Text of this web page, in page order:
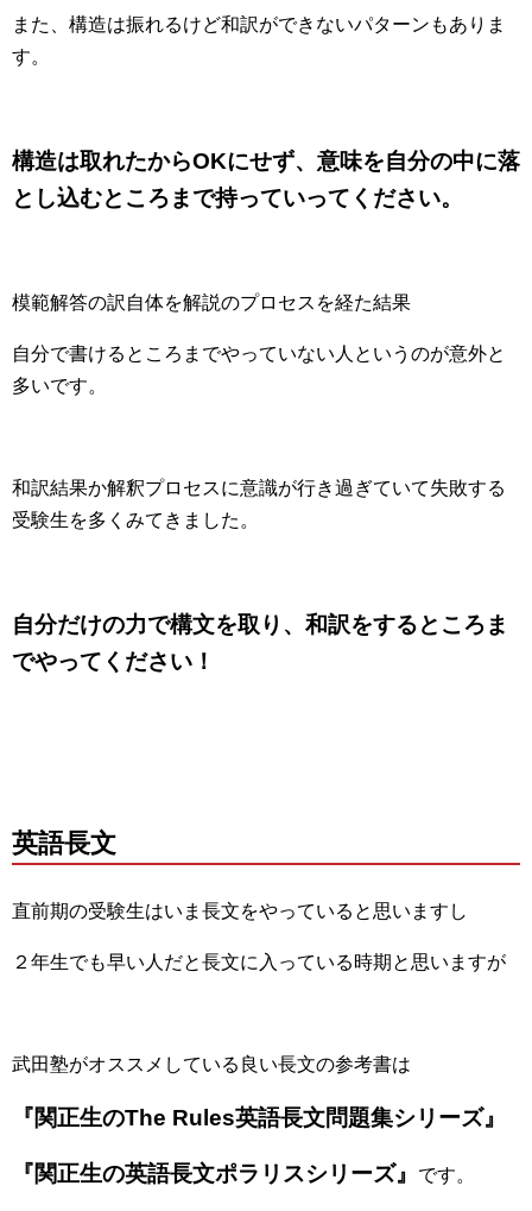
また、構造は振れるけど和訳ができないパターンもありま
す。
構造は取れたからOKにせず、 意味を自分の中に落
とし込むところまで持っていってください。
模範解答の訳自体を解説のプロセスを経た結果
自分で書けるところまでやっていない人というのが意外と
多いです。
和訳結果か解釈プロセスに意識が行き過ぎていて失敗する
受験生を多くみてきました。
自分だけの力で構文を取り、和訳をするところま
でやってください！
英語長文
直前期の受験生はいま長文をやっていると思いますし
２年生でも早い人だと長文に入っている時期と思いますが
武田塾がオススメしている良い長文の参考書は
『関正生のThe Rules英語長文問題集シリーズ』
『関正生の英語長文ポラリスシリーズ』 です。